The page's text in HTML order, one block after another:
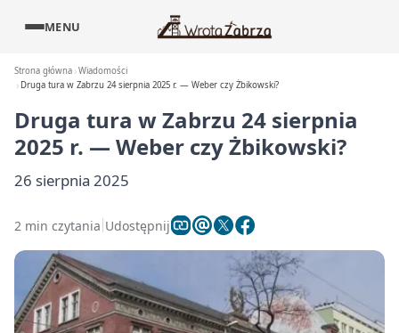
MENU
Strona główna Wiadomości
Druga tura w Zabrzu 24 sierpnia 2025 r. — Weber czy Żbikowski?
Druga tura w Zabrzu 24 sierpnia
2025 r. — Weber czy Żbikowski?
26 sierpnia 2025
2 min czytania Udostępnij